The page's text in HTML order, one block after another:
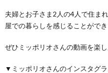
夫婦とお子さま2人の4人で住ま
屋での暮らしを感じることができ
ぜひミッポリオさんの動画を楽
▼ミッポリオさんのインスタグ